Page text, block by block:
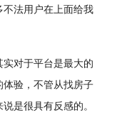
法用户在上面给我
对于平台是最大的
体验，不管从找房子
是很具有反感的。